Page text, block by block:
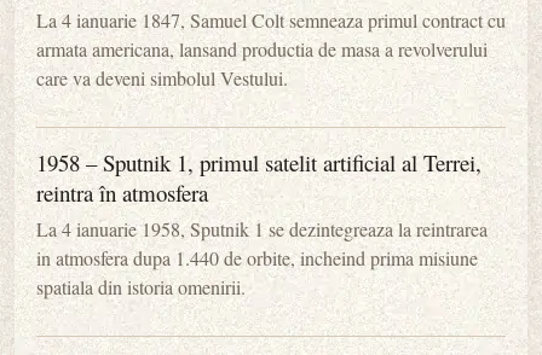
La 4 ianuarie 1847, Samuel Colt semneaza primul contract cu
armata americana, lansand productia de masa a revolverului
care va deveni simbolul Vestului.
1958 – Sputnik 1, primul satelit artificial al Terrei,
reintra în atmosfera
La 4 ianuarie 1958, Sputnik 1 se dezintegreaza la reintrarea
in atmosfera dupa 1.440 de orbite, incheind prima misiune
spatiala din istoria omenirii.